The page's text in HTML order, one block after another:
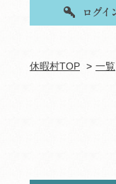
休暇村TOP 一覧